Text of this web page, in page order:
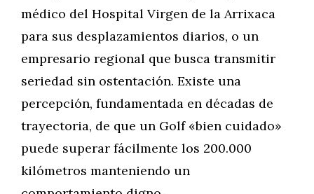
médico del Hospital Virgen de la Arrixaca
para sus desplazamientos diarios, o un
empresario regional que busca transmitir
seriedad sin ostentación. Existe una
percepción, fundamentada en décadas de
trayectoria, de que un Golf «bien cuidado»
puede superar fácilmente los 200.000
kilómetros manteniendo un